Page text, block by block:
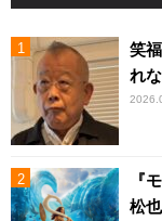
笑
れ
『
松